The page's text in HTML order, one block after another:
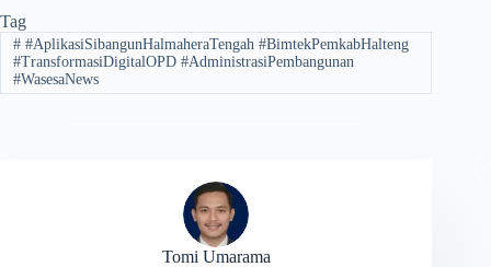
Tag
##AplikasiSibangunHalmaheraTengah #BimtekPemkabHalteng
#TransformasiDigitalOPD #AdministrasiPembangunan
#WasesaNews
Tomi Umarama